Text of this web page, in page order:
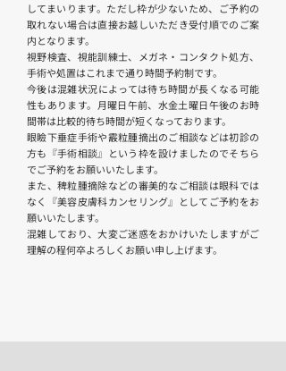
してまいります。ただし枠が少ないため、ご予約の
取れない場合は直接お越しいただき受付順でのご案
内となります。
視野検査、視能訓練士、メガネ・コンタクト処方、
手術や処置はこれまで通り時間予約制です。
今後は混雑状況によっては待ち時間が長くなる可能
性もあります。月曜日午前、水金土曜日午後のお時
間帯は比較的待ち時間が短くなっております。
眼瞼下垂症手術や霰粒腫摘出のご相談などは初診の
方も『手術相談』という枠を設けましたのでそちら
でご予約をお願いいたします。
また、稗粒腫摘除などの審美的なご相談は眼科では
なく『美容皮膚科カンセリング』としてご予約をお
願いいたします。
混雑しており、大変ご迷惑をおかけいたしますがご
理解の程何卒よろしくお願い申し上げます。